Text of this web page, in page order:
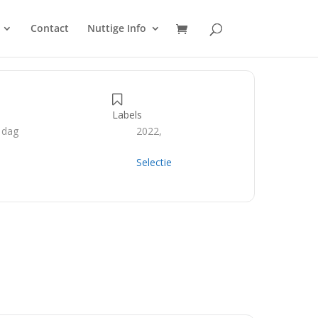
Contact Nuttige Info
Labels
2022,
Selectie